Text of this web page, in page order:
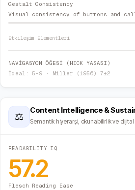
Gestalt Consistency
Visual consistency of buttons and
Etkileşim Elementleri
NAVİGASYON ÖĞESİ (HICK YASASI)
İdeal: 5–9 · Miller (1956) 7±2
⚖
Content Intelligence &
Semantik hiyerarşi, okunabilirlik ve
READABILITY IQ
57.2
Flesch Reading Ease